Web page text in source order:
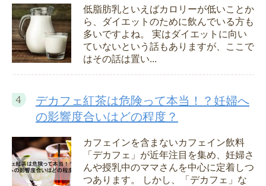
低脂肪乳といえばカロリーが低いことか
ら、ダイエットのために飲んでいる方も
多いですよね。 実はダイエットに向い
ていないという話もありますが、ここで
はその話は置い...
デカフェ紅茶は危険って本当！？妊婦へ
の影響度合いはどの程度？
カフェインを含まないカフェイン飲料
「デカフェ」が近年注目を集め、妊婦さ
んや授乳中のママさんを中心に定着しつ
つあります。 しかし、「デカフェ」な